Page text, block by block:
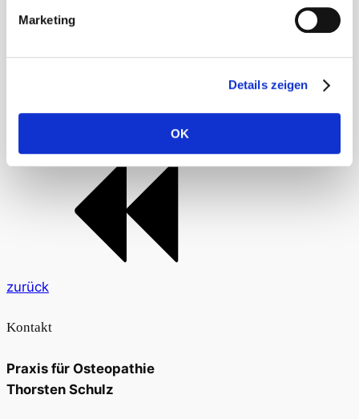
Marketing
Details zeigen
OK
der Brustwirbelsäule sich nicht gut bewegt, um nur
einige andere Beschwerdebilder zu nennen. Die
Auszug aus: "Hallo Wochenende", 10.01.2015
zurück
Kontakt
Praxis für Osteopathie
Thorsten Schulz